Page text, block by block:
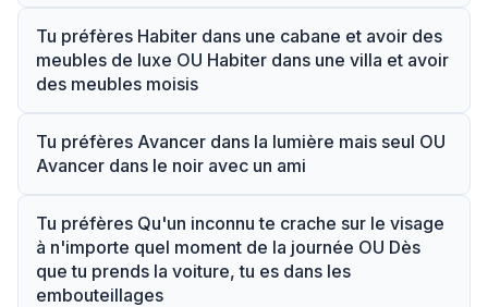
Tu préfères Habiter dans une cabane et avoir des
meubles de luxe OU Habiter dans une villa et avoir
des meubles moisis
Tu préfères Avancer dans la lumière mais seul OU
Avancer dans le noir avec un ami
Tu préfères Qu'un inconnu te crache sur le visage
à n'importe quel moment de la journée OU Dès
que tu prends la voiture, tu es dans les
embouteillages